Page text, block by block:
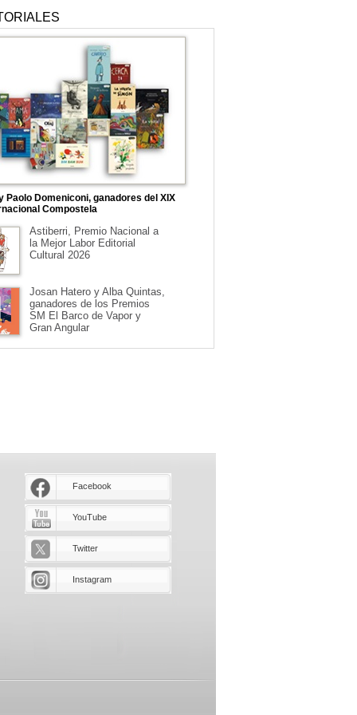
Paolo Domeniconi, ganadores del XIX
Compostela
Astiberri, Premio Nacional a
la Mejor Labor Editorial
Cultural 2026
Josan Hatero y Alba Quintas,
ganadores de los Premios
SM El Barco de Vapor y
Gran Angular
Facebook
YouTube
Twitter
Instagram